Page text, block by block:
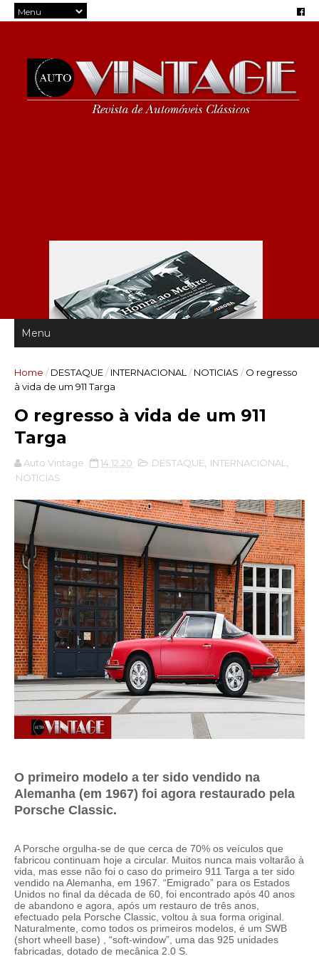
Home / DESTAQUE/ INTERNACIONAL / NOTICIAS / O regresso
à vida de um 911 Targa
O regresso à vida de um 911
Targa
Auto Vintage 14.12.20 DESTAQUE INTERNACIONAL
NOTICIAS
O primeiro modelo a ter sido vendido na
Alemanha (em 1967) foi agora restaurado pela
Porsche Classic.
A Porsche orgulha-se de que cerca de 70% os veículos que
fabricou continuam hoje a circular. Muitos nunca mais voltarão à
vida, mas esse não foi o caso do primeiro 911 Targa a ter sido
vendido na Alemanha, em 1967. “Emigrado” para os Estados
Unidos no final da década de 60, foi encontrado após 40 anos
de abandono e agora, após um restauro de três anos,
efectuado pela Porsche Classic, voltou à sua forma original.
Naturalmente, como todos os primeiros modelos, é um SWB
(short wheell base) , “soft-window”, uma das 925 unidades
fabricadas, dotado de mecânica 2.0 S.